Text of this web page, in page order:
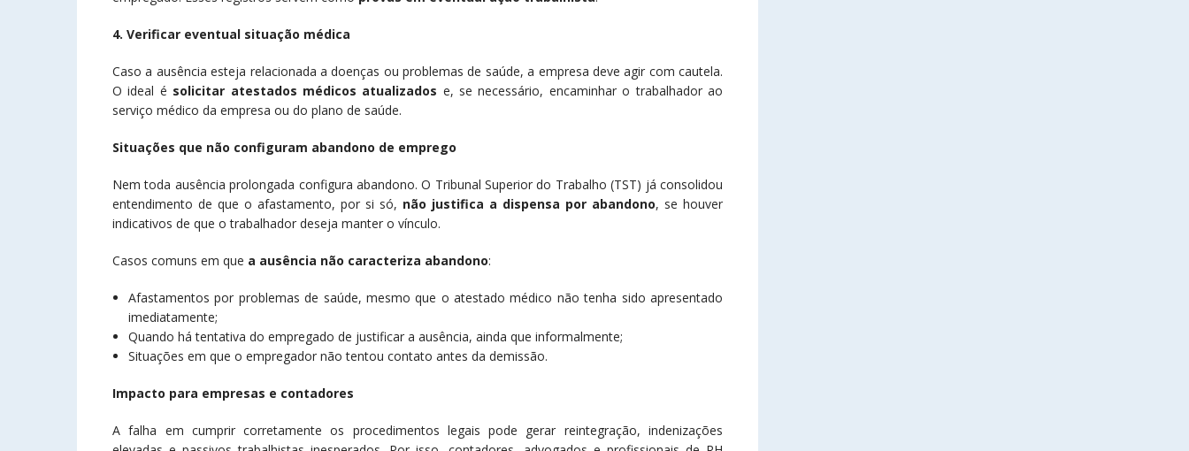
4. Verificar eventual situação médica
Caso a ausência esteja relacionada a doenças ou problemas de saúde, a empresa deve agir com cautela.
O ideal é solicitar atestados médicos atualizados e, se necessário, encaminhar o trabalhador ao
serviço médico da empresa ou do plano de saúde.
Situações que não configuram abandono de emprego
Nem toda ausência prolongada configura abandono. O Tribunal Superior do Trabalho (TST) já consolidou
entendimento de que o afastamento, por si só, não justifica a dispensa por abandono, se houver
indicativos de que o trabalhador deseja manter o vínculo.
Casos comuns em que a ausência não caracteriza abandono:
Afastamentos por problemas de saúde, mesmo que o atestado médico não tenha sido apresentado
imediatamente;
Quando há tentativa do empregado de justificar a ausência, ainda que informalmente;
Situações em que o empregador não tentou contato antes da demissão.
Impacto para empresas e contadores
A falha em cumprir corretamente os procedimentos legais pode gerar reintegração, indenizações